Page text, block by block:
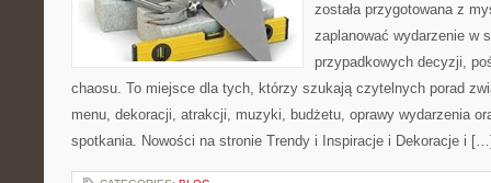
została przygotowana z
zaplanować wydarzenie w
przypadkowych decyzji,
chaosu. To miejsce dla tych, którzy szukają czytelnych porad
menu, dekoracji, atrakcji, muzyki, budżetu, oprawy wydarzenia
spotkania. Nowości na stronie Trendy i Inspiracje i Dekoracje i